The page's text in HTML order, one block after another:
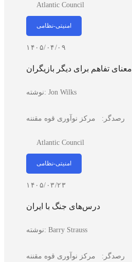
Atlantic Council
امنیتی-نظامی
۱۴۰۵/۰۴/۰۹
معنای تفاهم برای دیگر بازیگران
نوشته:Jon Wilks
رصدگر: مرکز نوآوری قوه مقننه
Atlantic Council
امنیتی-نظامی
۱۴۰۵/۰۳/۲۳
درس‌های جنگ با ایران
نوشته:Barry Strauss
رصدگر: مرکز نوآوری قوه مقننه